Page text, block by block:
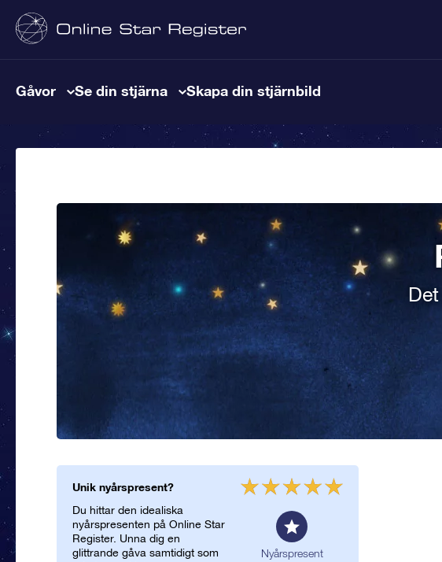
Gåvor Se din stjärna Skapa din stjärnbild
Unik nyårspresent?
Du hittar den idealiska
nyårspresenten på Online Star
Register. Unna dig en
glittrande gåva samtidigt som
Nyårspresent